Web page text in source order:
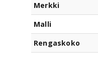
Merkki
Malli
Rengaskoko